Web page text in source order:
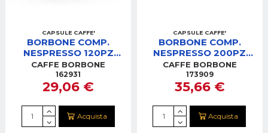
CAPSULE CAFFE'
BORBONE COMP.
NESPRESSO 120PZ
SUPREMA (ORO)
REBOROSUPREMA120PZ
CAFFE BORBONE
162931
29,06 €
Acquista
CAPSULE CAFFE'
BORBONE COMP.
NESPRESSO 200PZ
DECISA (NERA)
REBNERADECISA200PZ
CAFFE BORBONE
173909
35,66 €
Acquista